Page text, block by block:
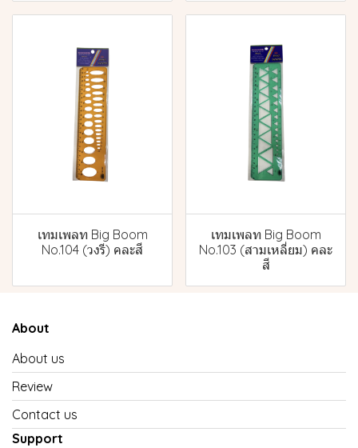
เทมเพลท Big Boom
No.104 (วงรี) คละสี
เทมเพลท Big Boom
No.103 (สามเหลี่ยม) คละ
สี
About
About us
Review
Contact us
Support